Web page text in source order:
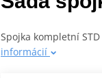
Spojka kompletní
informácií